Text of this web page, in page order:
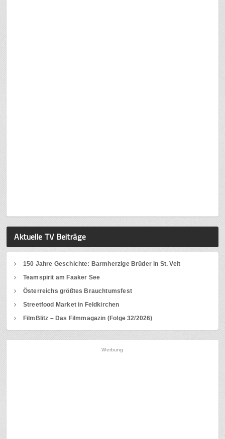
Aktuelle TV Beiträge
150 Jahre Geschichte: Barmherzige Brüder in St. Veit
Teamspirit am Faaker See
Österreichs größtes Brauchtumsfest
Streetfood Market in Feldkirchen
FilmBlitz – Das Filmmagazin (Folge 32/2026)
Werbung